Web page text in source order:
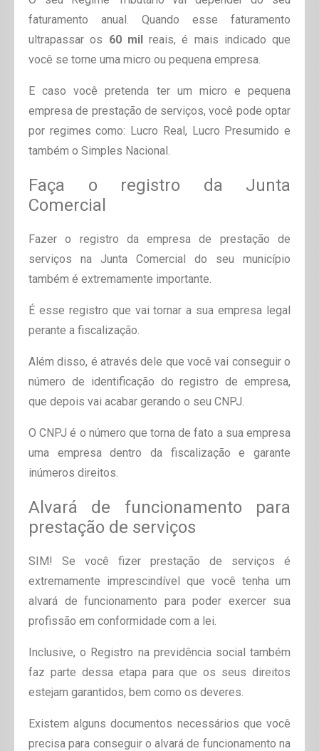
faturamento anual. Quando esse faturamento
ultrapassar os 60 milreais, é mais indicado que
você se torne uma micro ou pequena empresa.
E caso você pretenda ter um micro e pequena
empresa de prestação de serviços, você pode optar
por regimes como: Lucro Real, Lucro Presumido e
também o Simples Nacional.
Faça o registro da Junta
Comercial
Fazer o registro da empresa de prestação de
serviços na Junta Comercial do seu município
também é extremamente importante.
É esse registro que vai tornar a sua empresa legal
perante a fiscalização.
Além disso, é através dele que você vai conseguir o
número de identificação do registro de empresa,
que depois vai acabar gerando o seu CNPJ.
O CNPJ é o número que torna de fato a sua empresa
uma empresa dentro da fiscalização e garante
inúmeros direitos.
Alvará de funcionamento para
prestação de serviços
SIM! Se você fizer prestação de serviços é
extremamente imprescindível que você tenha um
alvará de funcionamento para poder exercer sua
profissão em conformidade com a lei.
Inclusive, o Registro na previdência social também
faz parte dessa etapa para que os seus direitos
estejam garantidos, bem como os deveres.
Existem alguns documentos necessários que você
precisa para conseguir o alvará de funcionamento na